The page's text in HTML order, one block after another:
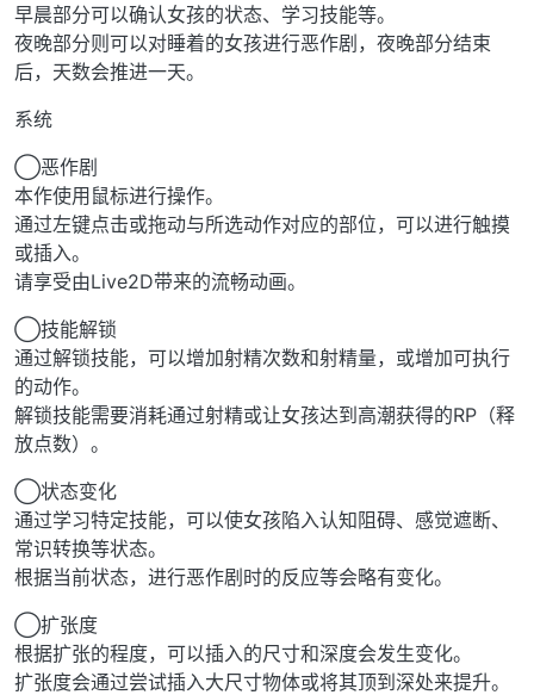
早晨部分可以确认女孩的状态、学习技能等。
夜晚部分则可以对睡着的女孩进行恶作剧，夜晚部分结束
后，天数会推进一天。
系统
◯恶作剧
本作使用鼠标进行操作。
通过左键点击或拖动与所选动作对应的部位，可以进行触摸
或插入。
请享受由Live2D带来的流畅动画。
◯技能解锁
通过解锁技能，可以增加射精次数和射精量，或增加可执行
的动作。
解锁技能需要消耗通过射精或让女孩达到高潮获得的RP（释
放点数）。
◯状态变化
通过学习特定技能，可以使女孩陷入认知阻碍、感觉遮断、
常识转换等状态。
根据当前状态，进行恶作剧时的反应等会略有变化。
◯扩张度
根据扩张的程度，可以插入的尺寸和深度会发生变化。
扩张度会通过尝试插入大尺寸物体或将其顶到深处来提升。